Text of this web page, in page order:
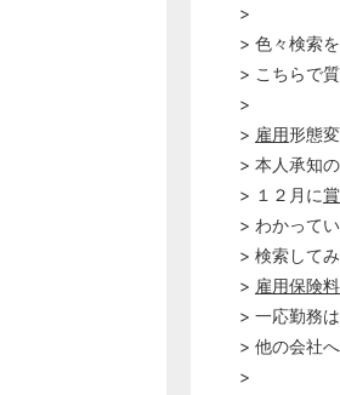
>
> 色々検索
> こちらで
>
> 雇用形態
> 本人承知の
> １２月に
> わかってい
> 検索してみ
> 雇用保険料
> 一応勤務
> 他の会社
>